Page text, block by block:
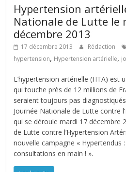
Hypertension
Nationale de Lutte le
décembre 2013
17 décembre 2013 Rédaction
hypertension, Hypertension artérielle,
L’hypertension artérielle (HTA) est
qui touche près de 12 millions de
seraient toujours pas
Journée Nationale de Lutte contre
qui se déroule mardi 17 décembre
de Lutte contre l’Hypertension
nouvelle campagne « Hypertendus
consultations en main ! ».